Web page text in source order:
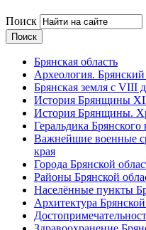
Поиск
Брянская область
Археология.
Брянская земля с VIII
История Брянщины
История Брянщины.
Геральдика Брянского
Важнейшие военные
края
Города Брянской
Районы Брянской
Населённые пункты
Архитектура